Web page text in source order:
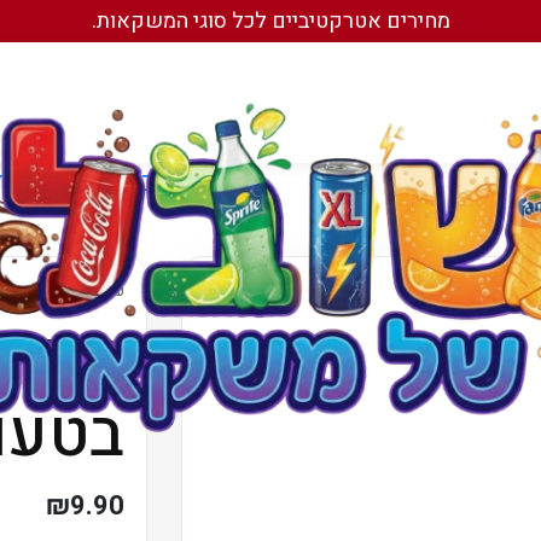
מחירים אטרקטיביים לכל סוגי המשקאות.
עמוד הבית/
עמוד הבית/
₪9.90